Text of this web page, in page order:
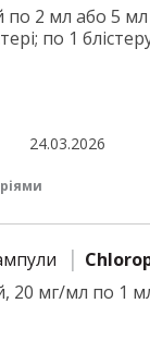
по 2 мл або 5
по 1
24.03.2026
20 мг/мл по 1